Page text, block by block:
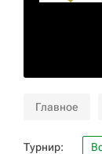
Главное
Турнир: